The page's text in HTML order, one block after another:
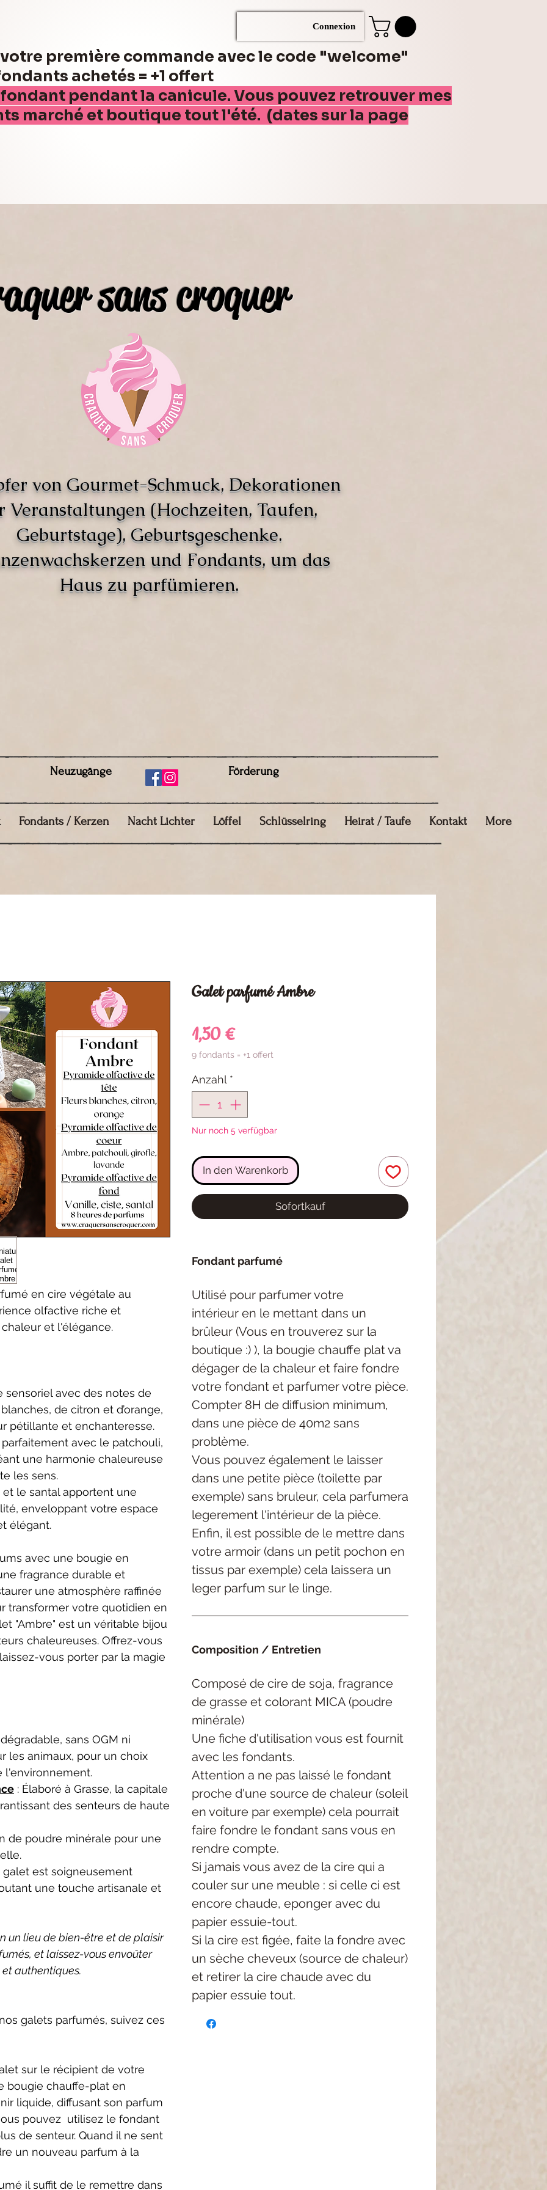
Connexion
première commande avec le code "welcome"
achetés = +1 offert
pendant la canicule. Vous pouvez retrouver mes
marché et boutique tout l'été. (dates sur la page
sans croquer
von Gourmet-Schmuck, Dekorationen
Veranstaltungen (Hochzeiten, Taufen,
Geburtstage), Geburtsgeschenke.
und Fondants, um das
Haus zu parfümieren.
Neuzugänge Förderung
Fondants / Kerzen Nacht Lichter Löffel Schlüsselring Heirat / Taufe Kontakt More
en cire végétale au
olfactive riche et
et l'élégance.
avec des notes de
de citron et d’orange,
pétillante et enchanteresse.
avec le patchouli,
une harmonie chaleureuse
les sens.
le santal apportent une
enveloppant votre espace
élégant.
avec une bougie en
fragrance durable et
une atmosphère raffinée
transformer votre quotidien en
"Ambre" est un véritable bijou
chaleureuses. Offrez-vous
vous porter par la magie
sans OGM ni
les animaux, pour un choix
l'environnement.
: Élaboré à Grasse, la capitale
des senteurs de haute
de poudre minérale pour une
galet est soigneusement
une touche artisanale et
un lieu de bien-être et de plaisir
et laissez-vous envoûter
authentiques.
galets parfumés, suivez ces
sur le récipient de votre
bougie chauffe-plat en
liquide, diffusant son parfum
pouvez utilisez le fondant
de senteur. Quand il ne sent
un nouveau parfum à la
il suffit de le remettre dans
Galet parfumé Ambre
1,50 €Preis
9 fondants = +1 offert
Anzahl *
Nur noch 5 verfügbar
In den Warenkorb
Sofortkauf
Fondant parfumé
Utilisé pour parfumer votre
intérieur en le mettant dans un
brûleur (Vous en trouverez sur la
boutique :) ), la bougie chauffe plat va
dégager de la chaleur et faire fondre
votre fondant et parfumer votre pièce.
Compter 8H de diffusion minimum,
dans une pièce de 40m2 sans
problème.
Vous pouvez également le laisser
dans une petite pièce (toilette par
exemple) sans bruleur, cela parfumera
legerement l'intérieur de la pièce.
Enfin, il est possible de le mettre dans
votre armoir (dans un petit pochon en
tissus par exemple) cela laissera un
leger parfum sur le linge.
Composition / Entretien
Composé de cire de soja, fragrance
de grasse et colorant MICA (poudre
minérale)
Une fiche d'utilisation vous est fournit
avec les fondants.
Attention a ne pas laissé le fondant
proche d'une source de chaleur (soleil
en voiture par exemple) cela pourrait
faire fondre le fondant sans vous en
rendre compte.
Si jamais vous avez de la cire qui a
couler sur une meuble : si celle ci est
encore chaude, eponger avec du
papier essuie-tout.
Si la cire est figée, faite la fondre avec
un sèche cheveux (source de chaleur)
et retirer la cire chaude avec du
papier essuie tout.